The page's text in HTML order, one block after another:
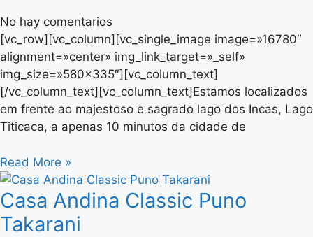
No hay comentarios
[vc_row][vc_column][vc_single_image image=»16780″
alignment=»center» img_link_target=»_self»
img_size=»580×335″][vc_column_text]
[/vc_column_text][vc_column_text]Estamos localizados
em frente ao majestoso e sagrado lago dos Incas, Lago
Titicaca, a apenas 10 minutos da cidade de
Read More »
Casa Andina Classic Puno
Takarani